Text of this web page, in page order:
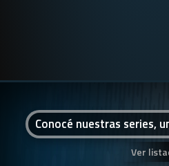
Conocé nuestras series,
Ver